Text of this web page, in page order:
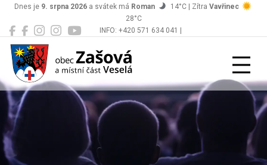
INFO: +420 571 634 041 |
Dnes je 9. srpna 2026 a svátek má Roman 14°C | Zítra Vavřinec
28°C
Zašová